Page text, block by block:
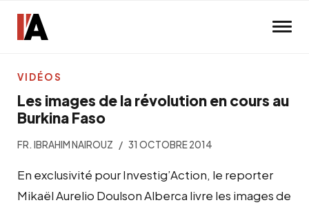
Les images de la révolution en cours au
Burkina Faso
FR. IBRAHIM NAIROUZ 31 OCTOBRE 2014
En exclusivité pour Investig’Action, le reporter
Mikaël Aurelio Doulson Alberca livre les images de
VIDÉOS